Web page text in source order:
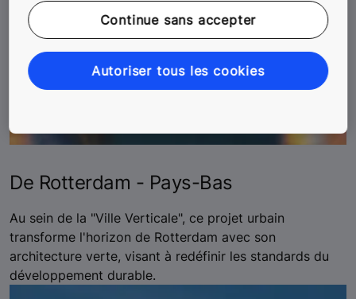
De Rotterdam - Pays-Bas
Au sein de la "Ville Verticale", ce projet urbain
transforme l'horizon de Rotterdam avec son
architecture verte, visant à redéfinir les standards du
développement durable.
Continue sans accepter
Autoriser tous les cookies